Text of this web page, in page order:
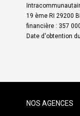
19 ème RI 29200
financière : 357
Date d'obtention
NOS AGENCES